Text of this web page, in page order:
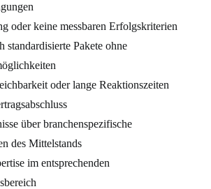
oder keine messbaren Erfolgskriterien
standardisierte Pakete ohne
oder lange Reaktionszeiten
über branchenspezifische
des Mittelstands
im entsprechenden